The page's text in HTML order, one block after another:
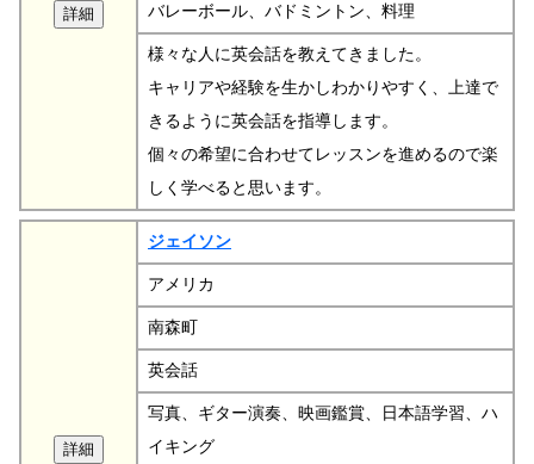
バレーボール、バドミントン、料理
様々な人に英会話を教えてきました。
キャリアや経験を生かしわかりやすく、上達で
きるように英会話を指導します。
個々の希望に合わせてレッスンを進めるので楽
しく学べると思います。
ジェイソン
アメリカ
南森町
英会話
写真、ギター演奏、映画鑑賞、日本語学習、ハ
イキング